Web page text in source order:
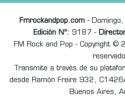
Fmrockandpop.com-
Edición Nº: 9187 -
FM Rock and Pop - Copyright ©
Transmite a través de su
desde Ramón Freire 932,
Buenos Aires,